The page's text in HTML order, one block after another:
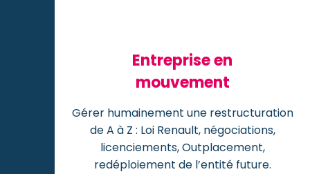
Entreprise en
mouvement
Gérer humainement une restructuration
de A à Z : Loi Renault, négociations,
licenciements, Outplacement,
redéploiement de l’entité future.